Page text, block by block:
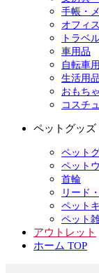
手帳・
オフィ
トラベ
車用品
自転車
生活用品
おもちゃ
コスチ
ペットグッズ
ペット
ペット
首輪
リード
ペット
ペット
アウトレット
ホーム TOP